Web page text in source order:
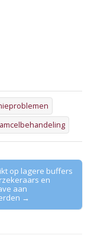
op lagere buffers
en
aan
→